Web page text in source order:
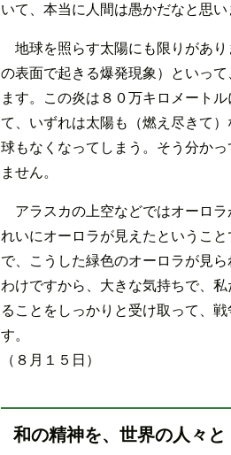
いて、本当に人間は愚かだなと思い
地球を照らす太陽にも限りがあ
の表面で起きる爆発現象）といっ
ます。この炎は８０万キロメート
て、いずれは太陽も（燃え尽きて
球もなくなってしまう。そう分か
ません。
アラスカの上空などではオーロ
れいにオーロラが見えたというこ
で、こうした緑色のオーロラが見
わけですから、大きな気持ちで、
ることをしっかりと受け取って、
す。
（８月１５日）
和の精神を、世界の人々と